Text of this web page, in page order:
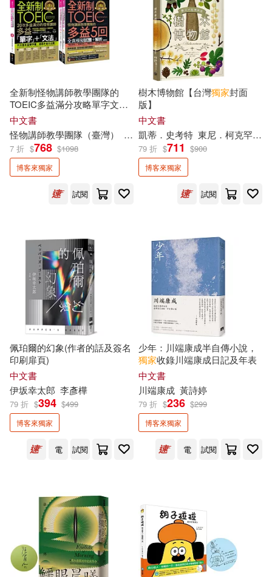
怪物講師教學團隊（台灣）(2)
怪物講師教學團隊（臺灣）(2)
成語蕎(2) 戴倫．哈迪(2)
摩根．豪瑟(2) 方丈貴惠(2)
施昇輝(2) 施智超(2)
末井昭(2)
李宗玥(2)
李昌圭(2)
李欣倚(2) 李瑾倫(2)
村上詩子(2) 林大利(2)
林志忠(2) 林志玲(2)
林玉瑋(2) 林立青(2)
桶田宜加(2) 楊富閔(2)
小異出版(1) 小鯨生活文創(1)
常常生活文創(1) 平心出版(1)
忱忱文化社(1) 拾青文化(1)
推守文化(1) 文經社(1)
新文創文化(1) 新樂園(1)
日日學(1) 春山出版(1)
是日創意文化(1)
更生文化設計有限公司(1)
有理文化(1) 李茲文化(1)
果力文化(1) 柿子文化(1)
格林文化(1) 樂果文化(1)
橡樹林(1) 沐光(1)
活泉(1) 深空出版(1)
全新制怪物講師教學團隊的
TOEIC多益滿分攻略單字文法
+5回全真模擬試題+解析(修訂
版)【網路獨家套書】(3書
+1CD+「Youtor App」內含
VRP虛擬點讀筆+防水書套)
中文書
怪物講師教學團隊（臺灣）
林政翰
7 折 $768 $1098
博客來獨家
試閱
樹木博物館【台灣獨家封面
版】
中文書
凱蒂．史考特 東尼．柯克罕等
79 折 $711 $900
博客來獨家
試閱
佩珀爾的幻象(作者的話及簽名
印刷扉頁)
中文書
伊坂幸太郎 李彥樺
79 折 $394 $499
博客來獨家
電 試閱
少年：川端康成半自傳小說，
獨家收錄川端康成日記及年表
中文書
川端康成 黃詩婷
79 折 $236 $299
博客來獨家
電 試閱